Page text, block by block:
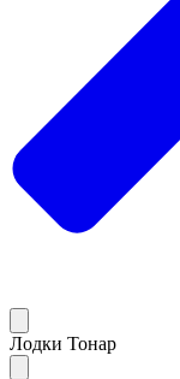
Лодки Тонар